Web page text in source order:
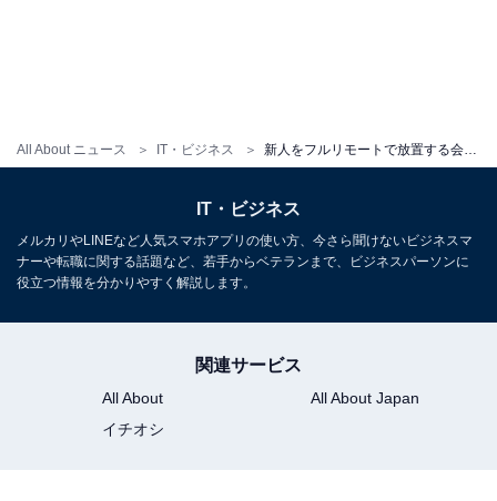
All About ニュース IT・ビジネス 新人をフルリモートで放置する会社は近い将来「ブラック企業」と呼ばれてしまうワケ
IT・ビジネス
メルカリやLINEなど人気スマホアプリの使い方、今さら聞けないビジネスマ
ナーや転職に関する話題など、若手からベテランまで、ビジネスパーソンに
役立つ情報を分かりやすく解説します。
関連サービス
All About
All About Japan
イチオシ